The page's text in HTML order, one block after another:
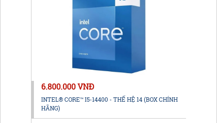
6.800.000 VNĐ
INTEL® CORE™ I5-14400 - THẾ HỆ 14 (BOX CHÍNH
HÃNG)